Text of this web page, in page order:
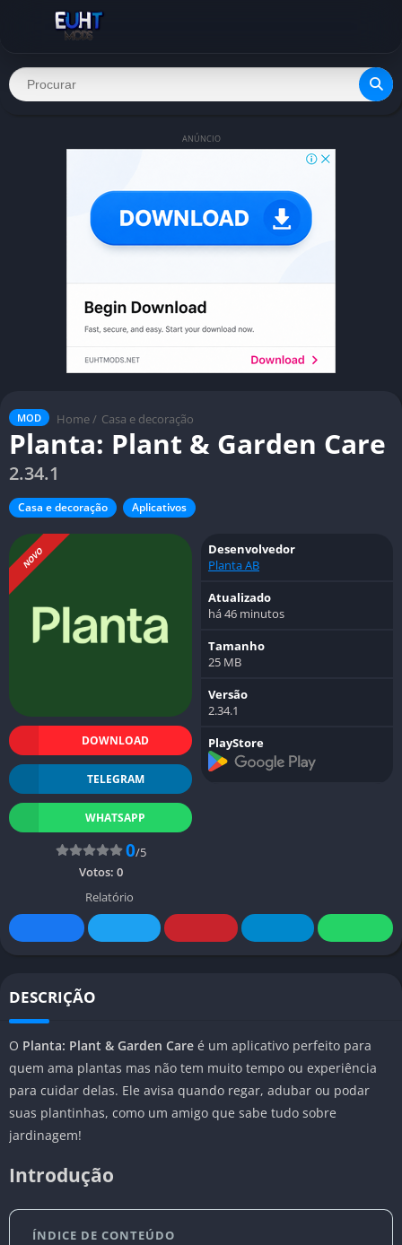
ANÚNCIO
MOD Home / Casa e decoração
Planta: Plant & Garden Care
2.34.1
Casa e decoração Aplicativos
NOVO
DOWNLOAD
TELEGRAM
WHATSAPP
0/5
Votos: 0
Relatório
Desenvolvedor
Planta AB
Atualizado
há 46 minutos
Tamanho
25 MB
Versão
2.34.1
PlayStore
DESCRIÇÃO
O Planta: Plant & Garden Care é um aplicativo perfeito para
quem ama plantas mas não tem muito tempo ou experiência
para cuidar delas. Ele avisa quando regar, adubar ou podar
suas plantinhas, como um amigo que sabe tudo sobre
jardinagem!
Introdução
ÍNDICE DE CONTEÚDO